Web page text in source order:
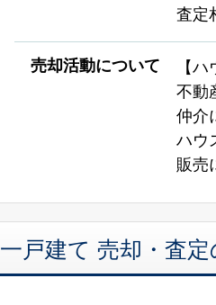
査定
売却活動について
【
不動
仲介
ハウ
販売
一戸建て 売却・査